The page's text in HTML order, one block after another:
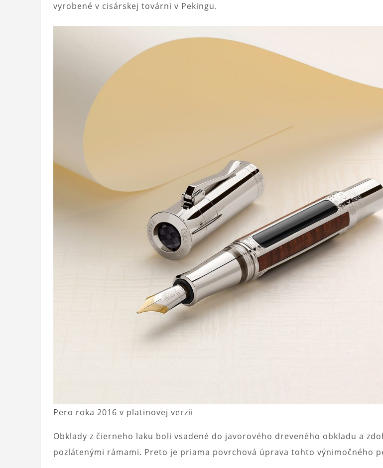
vyrobené v cisárskej továrni v Pekingu.
Pero roka 2016 v platinovej verzii
Obklady z čierneho laku boli vsadené do javorového dreveného obkladu a
pozlátenými rámami. Preto je priama povrchová úprava tohto výnimočného